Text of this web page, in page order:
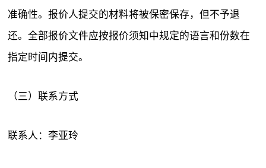
准确性。报价人提交的材料将被保密保存，但不予退
还。全部报价文件应按报价须知中规定的语言和份数在
指定时间内提交。
（三）联系方式
联系人：李亚玲